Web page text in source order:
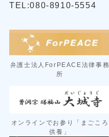
TEL:080-8910-5554
弁護士法人ForPEACE法律事務
所
オンラインでお参り「まごころ
供養」